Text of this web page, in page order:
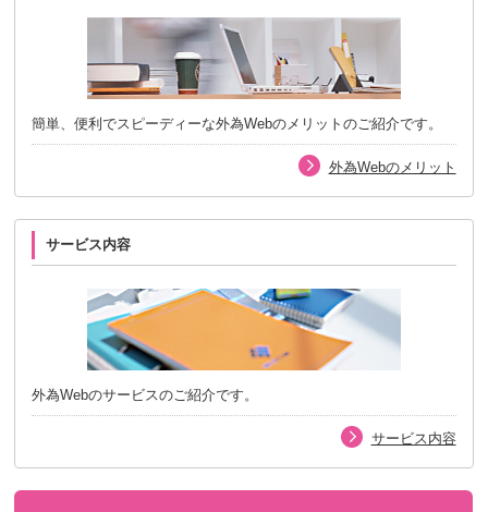
簡単、便利でスピーディーな外為Webのメリットのご紹介です。
外為Webのメリット
サービス内容
外為Webのサービスのご紹介です。
サービス内容